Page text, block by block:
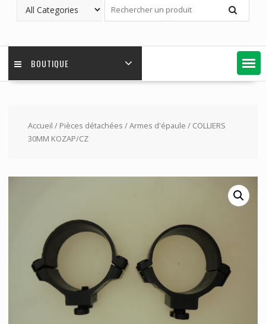
BOUTIQUE
Accueil / Pièces détachées /Armes d'épaule / COLLIERS
30MM KOZAP/CZ